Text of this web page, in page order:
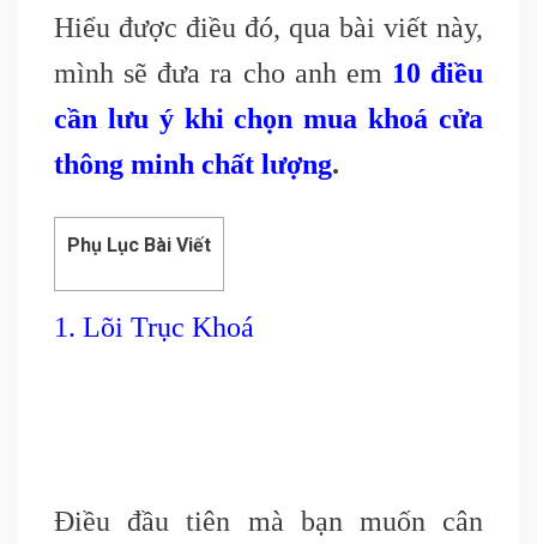
Hiểu được điều đó, qua bài viết này,
mình sẽ đưa ra cho anh em 10 điều
cần lưu ý khi chọn mua khoá cửa
thông minh chất lượng.
Phụ Lục Bài Viết
1. Lõi Trục Khoá
Điều đầu tiên mà bạn muốn cân